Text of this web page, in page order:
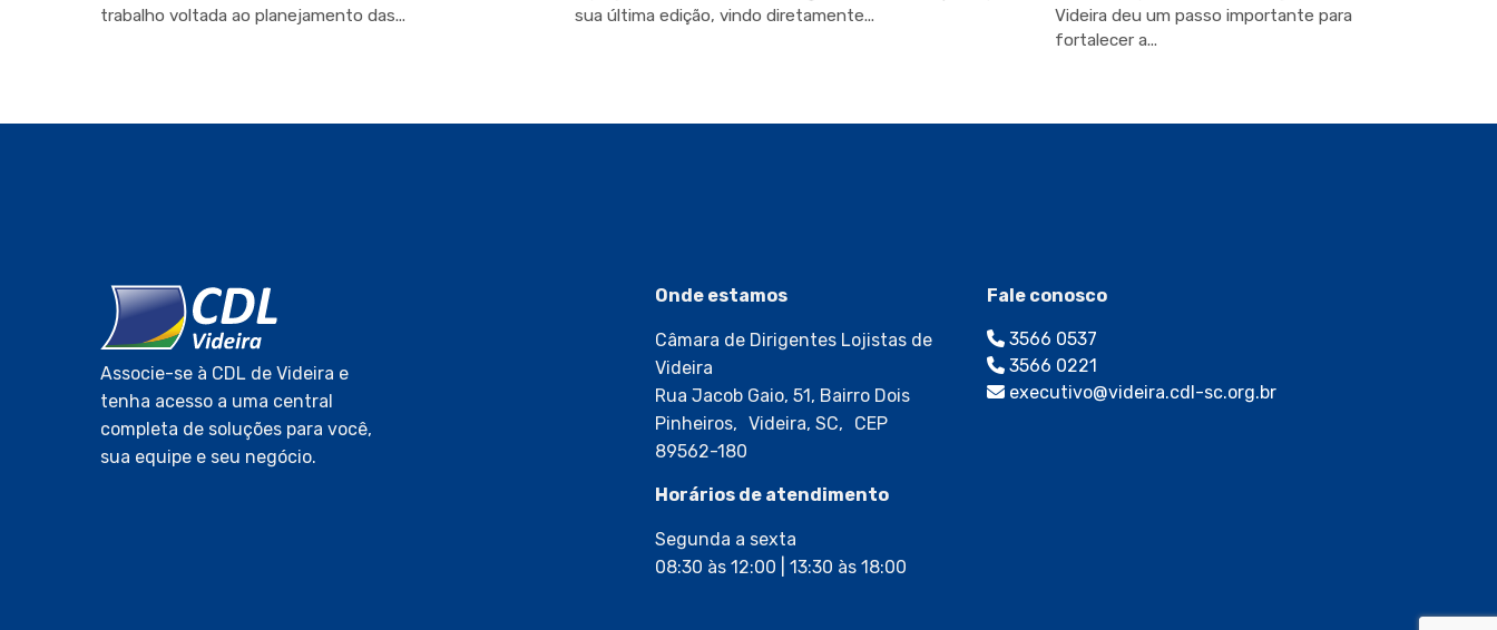
trabalho voltada ao planejamento das...
sua última edição, vindo diretamente...
Videira deu um passo importante para
fortalecer a...
Associe-se à CDL de Videira e
tenha acesso a uma central
completa de soluções para você,
sua equipe e seu negócio.
Onde estamos
Câmara de Dirigentes Lojistas de
Videira
Rua Jacob Gaio, 51, Bairro Dois
Pinheiros, Videira, SC, CEP
89562-180
Horários de atendimento
Segunda a sexta
08:30 às 12:00 | 13:30 às 18:00
Fale conosco
3566 0537
3566 0221
executivo@videira.cdl-sc.org.br